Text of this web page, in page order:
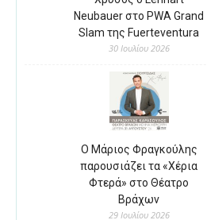
Neubauer στο PWA Grand
Slam της Fuerteventura
30 Ιουλίου 2026
Ο Μάριος Φραγκούλης
παρουσιάζει τα «Χέρια
Φτερά» στο Θέατρο
Βράχων
29 Ιουλίου 2026